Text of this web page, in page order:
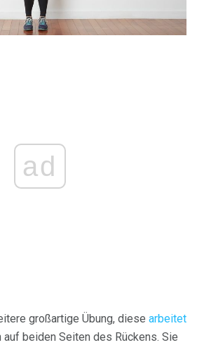
ad
großartige Übung, diese arbeitet
auf beiden Seiten des Rückens. Sie